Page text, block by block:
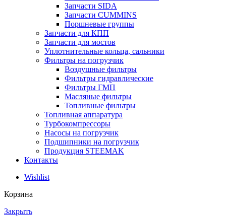
Запчасти SIDA
Запчасти CUMMINS
Поршневые группы
Запчасти для КПП
Запчасти для мостов
Уплотнительные кольца, сальники
Фильтры на погрузчик
Воздушные фильтры
Фильтры гидравлические
Фильтры ГМП
Масляные фильтры
Топливные фильтры
Топливная аппаратура
Турбокомпрессоры
Насосы на погрузчик
Подшипники на погрузчик
Продукция STEEMAK
Контакты
Wishlist
Корзина
Закрыть